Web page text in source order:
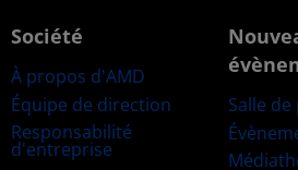
Société
À propos d'AMD
Équipe de direction
Responsabilité
d'entreprise
Salle de